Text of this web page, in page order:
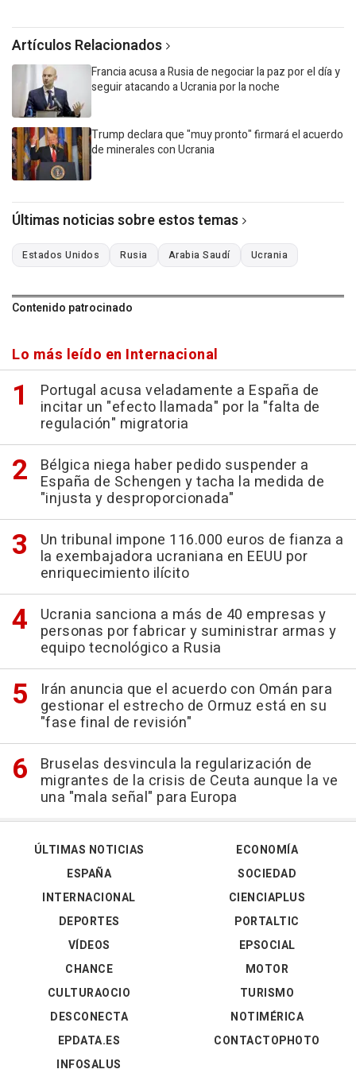
Artículos Relacionados
Francia acusa a Rusia de negociar la paz por el día y
seguir atacando a Ucrania por la noche
Trump declara que "muy pronto" firmará el acuerdo
de minerales con Ucrania
Últimas noticias sobre estos temas
Estados Unidos Rusia Arabia Saudí Ucrania
Contenido patrocinado
Lo más leído en Internacional
Portugal acusa veladamente a España de
incitar un "efecto llamada" por la "falta de
regulación" migratoria
Bélgica niega haber pedido suspender a
España de Schengen y tacha la medida de
"injusta y desproporcionada"
Un tribunal impone 116.000 euros de fianza a
la exembajadora ucraniana en EEUU por
enriquecimiento ilícito
Ucrania sanciona a más de 40 empresas y
personas por fabricar y suministrar armas y
equipo tecnológico a Rusia
Irán anuncia que el acuerdo con Omán para
gestionar el estrecho de Ormuz está en su
"fase final de revisión"
Bruselas desvincula la regularización de
migrantes de la crisis de Ceuta aunque la ve
una "mala señal" para Europa
ÚLTIMAS NOTICIAS
ESPAÑA
INTERNACIONAL
DEPORTES
VÍDEOS
ECONOMÍA
SOCIEDAD
CIENCIAPLUS
PORTALTIC
EPSOCIAL
CHANCE
CULTURAOCIO
DESCONECTA
EPDATA.ES
INFOSALUS
MOTOR
TURISMO
NOTIMÉRICA
CONTACTOPHOTO